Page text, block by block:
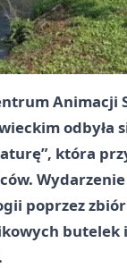
Animacji
odbyła
która
Wydarzenie
poprzez
butelek